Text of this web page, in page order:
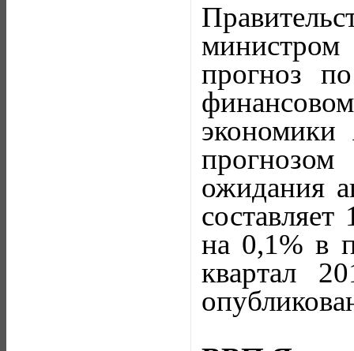
министром
прогноз
ожидания
на 0,1% в
квартал